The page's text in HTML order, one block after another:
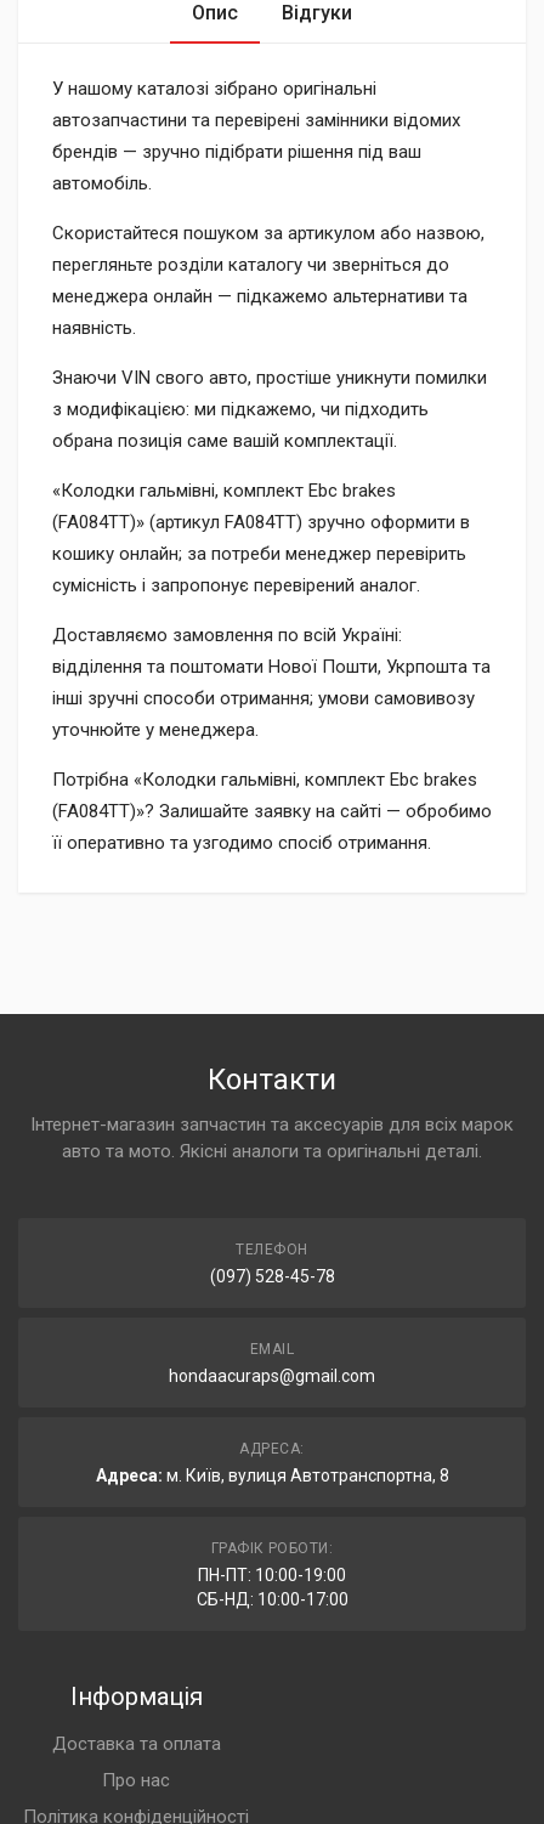
Опис Відгуки
У нашому каталозі зібрано оригінальні
автозапчастини та перевірені замінники відомих
брендів — зручно підібрати рішення під ваш
автомобіль.
Скористайтеся пошуком за артикулом або назвою,
перегляньте розділи каталогу чи зверніться до
менеджера онлайн — підкажемо альтернативи та
наявність.
Знаючи VIN свого авто, простіше уникнути помилки
з модифікацією: ми підкажемо, чи підходить
обрана позиція саме вашій комплектації.
«Колодки гальмівні, комплект Ebc brakes
(FA084TT)» (артикул FA084TT) зручно оформити в
кошику онлайн; за потреби менеджер перевірить
сумісність і запропонує перевірений аналог.
Доставляємо замовлення по всій Україні:
відділення та поштомати Нової Пошти, Укрпошта та
інші зручні способи отримання; умови самовивозу
уточнюйте у менеджера.
Потрібна «Колодки гальмівні, комплект Ebc brakes
(FA084TT)»? Залишайте заявку на сайті — обробимо
її оперативно та узгодимо спосіб отримання.
Контакти
Інтернет-магазин запчастин та аксесуарів для всіх марок
авто та мото. Якісні аналоги та оригінальні деталі.
ТЕЛЕФОН
(097) 528-45-78
EMAIL
hondaacuraps@gmail.com
АДРЕСА:
Адреса: м. Київ, вулиця Автотранспортна, 8
ГРАФІК РОБОТИ:
ПН-ПТ: 10:00-19:00
СБ-НД: 10:00-17:00
Інформація
Доставка та оплата
Про нас
Політика конфіденційності